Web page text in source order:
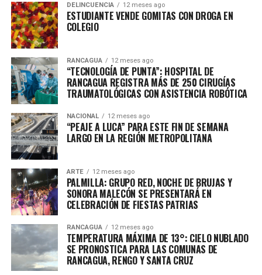
DELINCUENCIA 12 meses ago
ESTUDIANTE VENDE GOMITAS CON DROGA EN
COLEGIO
RANCAGUA 12 meses ago
“TECNOLOGÍA DE PUNTA”: HOSPITAL DE
RANCAGUA REGISTRA MÁS DE 250 CIRUGÍAS
TRAUMATOLÓGICAS CON ASISTENCIA ROBÓTICA
NACIONAL 12 meses ago
“PEAJE A LUCA” PARA ESTE FIN DE SEMANA
LARGO EN LA REGIÓN METROPOLITANA
ARTE 12 meses ago
PALMILLA: GRUPO RED, NOCHE DE BRUJAS Y
SONORA MALECÓN SE PRESENTARÁ EN
CELEBRACIÓN DE FIESTAS PATRIAS
RANCAGUA 12 meses ago
TEMPERATURA MÁXIMA DE 13°: CIELO NUBLADO
SE PRONOSTICA PARA LAS COMUNAS DE
RANCAGUA, RENGO Y SANTA CRUZ